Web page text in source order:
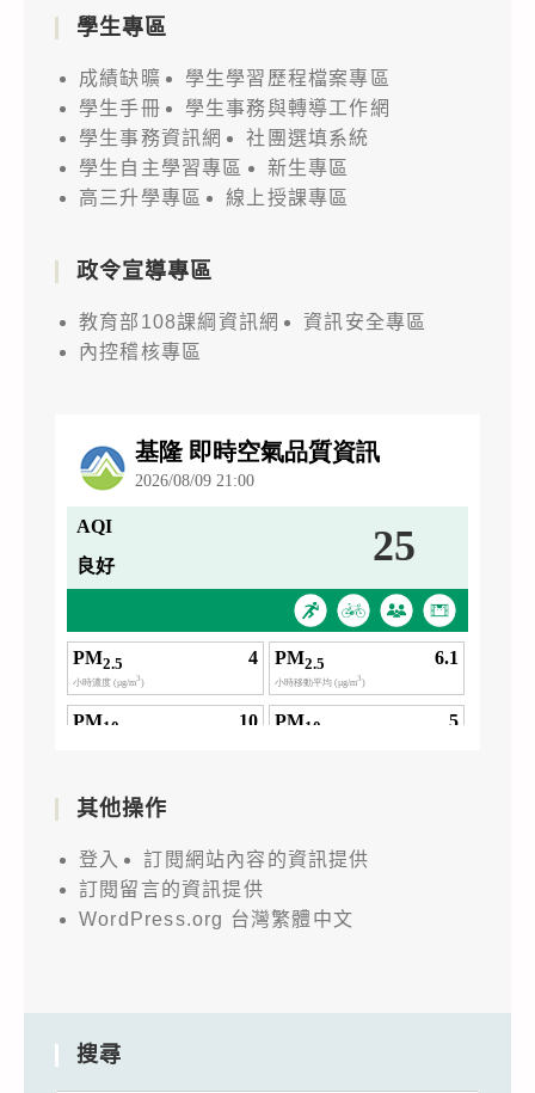
學生專區
成績缺曠
學生學習歷程檔案專區
學生手冊
學生事務與轉導工作網
學生事務資訊網
社團選填系統
學生自主學習專區
新生專區
高三升學專區
線上授課專區
政令宣導專區
教育部108課綱資訊網
資訊安全專區
內控稽核專區
其他操作
登入
訂閱網站內容的資訊提供
訂閱留言的資訊提供
WordPress.org 台灣繁體中文
搜尋